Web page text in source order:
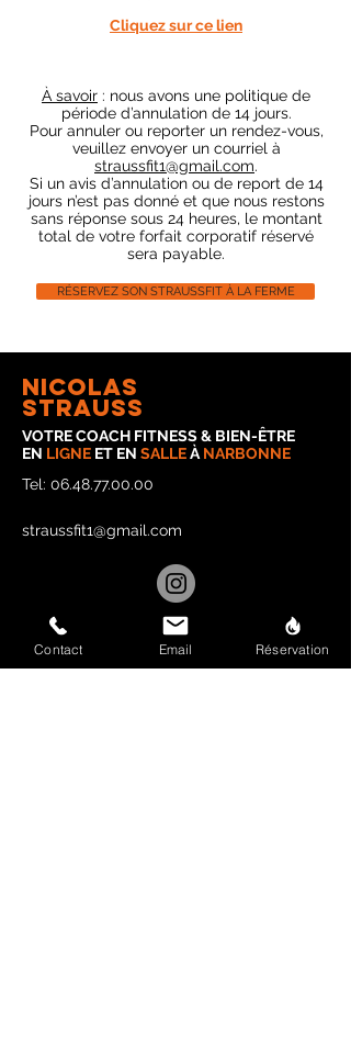
Cliquez sur ce lien
À savoir : nous avons une politique de
période d’annulation de 14 jours.
Pour annuler ou reporter un rendez-vous,
veuillez envoyer un courriel à
straussfit1@gmail.com.
Si un avis d’annulation ou de report de 14
jours n’est pas donné et que nous restons
sans réponse sous 24 heures, le montant
total de votre forfait corporatif réservé
sera payable.
RÉSERVEZ SON STRAUSSFIT À LA FERME
nicolas
strauss
VOTRE COACH FITNESS & BIEN-ÊTRE
EN LIGNE ET EN SALLEÀ NARBONNE
Tel: 06.48.77.00.00
straussfit1@gmail.com
Mentions légales
Politique de confidentialité
Contact Email Réservation